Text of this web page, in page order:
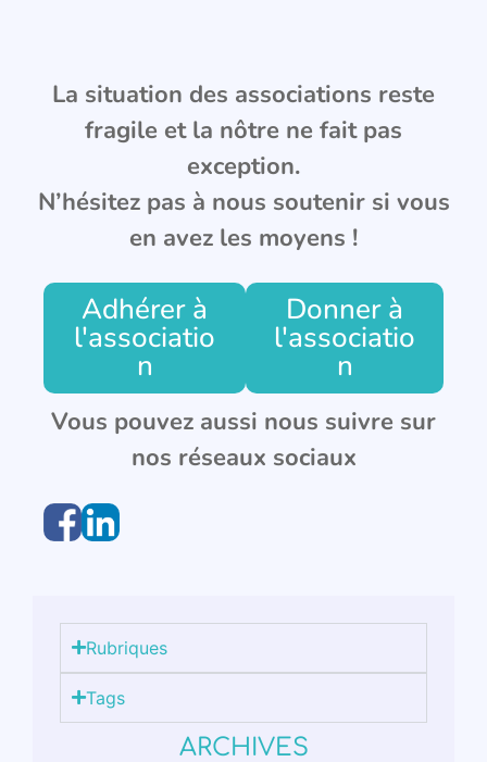
La situation des associations reste
fragile et la nôtre ne fait pas
exception.
N’hésitez pas à nous soutenir si vous
en avez les moyens !
Adhérer à
l'associatio
n
Donner à
l'associatio
n
Vous pouvez aussi nous suivre sur
nos réseaux sociaux
Rubriques
Tags
ARCHIVES